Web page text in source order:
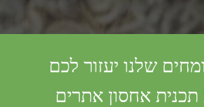
שלנו יעזור לכם
אחסון אתרים